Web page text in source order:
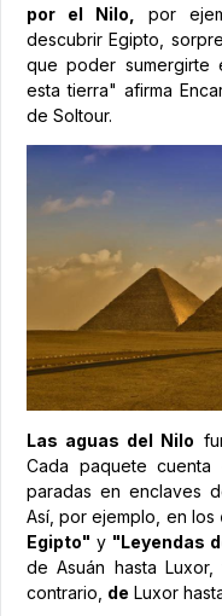
por el Nilo, por
descubrir Egipto,
que poder sumergirte
esta tierra" afirma
de Soltour.
Las aguas del Nilo
Cada paquete
paradas en enclaves
Así, por ejemplo, en los
Egipto" y "Leyendas
de Asuán hasta
contrario, de Luxor